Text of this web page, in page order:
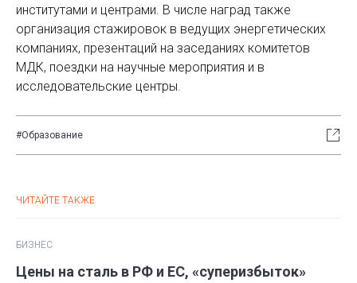
институтами и центрами. В числе наград также
организация стажировок в ведущих энергетических
компаниях, презентаций на заседаниях комитетов
МДК, поездки на научные мероприятия и в
исследовательские центры.
#Образование
ЧИТАЙТЕ ТАКЖЕ
БИЗНЕС
Цены на сталь в РФ и ЕС, «суперизбыток»